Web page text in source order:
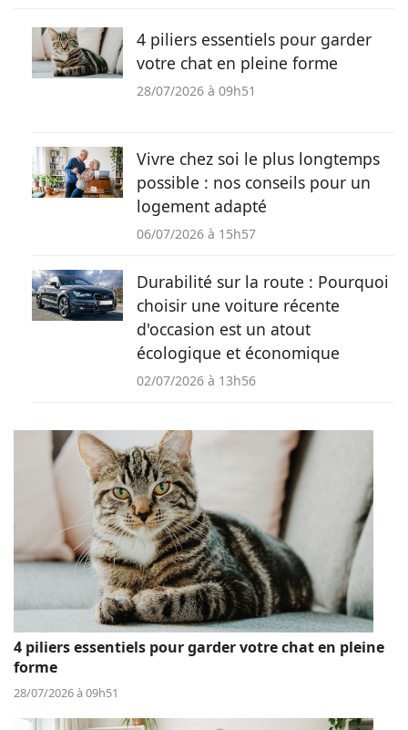
4 piliers essentiels pour garder
votre chat en pleine forme
28/07/2026 à 09h51
Vivre chez soi le plus longtemps
possible : nos conseils pour un
logement adapté
06/07/2026 à 15h57
Durabilité sur la route : Pourquoi
choisir une voiture récente
d'occasion est un atout
écologique et économique
02/07/2026 à 13h56
4 piliers essentiels pour garder votre chat en pleine
forme
28/07/2026 à 09h51